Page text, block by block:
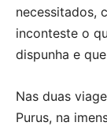
necessitados,
inconteste o
dispunha e
Nas duas
Purus, na